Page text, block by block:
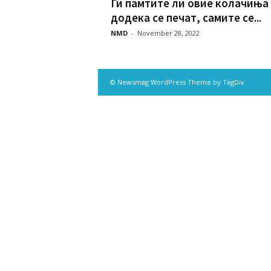
Ги памтите ли овие колачиња
додека се печат, самите се...
NMD - November 28, 2022
© Newsmag WordPress Theme by TagDiv